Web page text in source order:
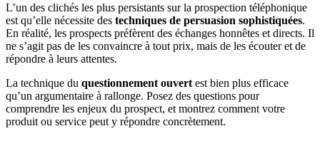
L’un des clichés les plus persistants sur la prospection téléphonique
est qu’elle nécessite des techniques de persuasion sophistiquées.
En réalité, les prospects préfèrent des échanges honnêtes et directs. Il
ne s’agit pas de les convaincre à tout prix, mais de les écouter et de
répondre à leurs attentes.
La technique du questionnement ouvert est bien plus efficace
qu’un argumentaire à rallonge. Posez des questions pour
comprendre les enjeux du prospect, et montrez comment votre
produit ou service peut y répondre concrètement.